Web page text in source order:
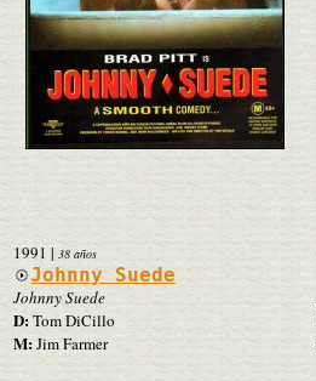
1991 | 38 años
Johnny Suede
Johnny Suede
D:Tom DiCillo
M:Jim Farmer